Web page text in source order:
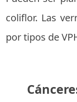
coliflor. Las
por tipos de